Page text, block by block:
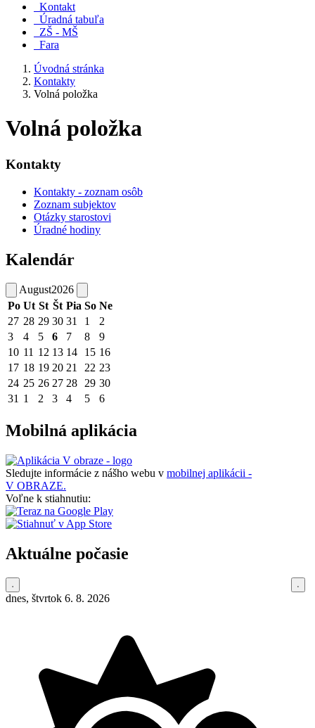
Kontakt
Úradná tabuľa
ZŠ - MŠ
Fara
Úvodná stránka
Kontakty
Volná položka
Volná položka
Kontakty
Kontakty - zoznam osôb
Zoznam subjektov
Otázky starostovi
Úradné hodiny
Kalendár
August2026
Po Ut St Št Pia So Ne
27 28 29 30 31 1
2
3
4 5 6 7 8
9
10 11 12 13 14 15 16
17 18 19 20 21 22 23
24 25 26 27 28 29 30
31 1 2 3 4 5 6
Mobilná aplikácia
Sledujte informácie z nášho webu v mobilnej aplikácii -
V OBRAZE.
Voľne k stiahnutiu:
Aktuálne počasie
dnes, štvrtok 6. 8. 2026